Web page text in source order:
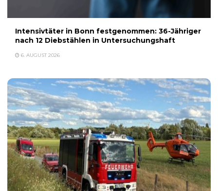
Intensivtäter in Bonn festgenommen: 36-Jähriger
nach 12 Diebstählen in Untersuchungshaft
6. AUGUST 2026